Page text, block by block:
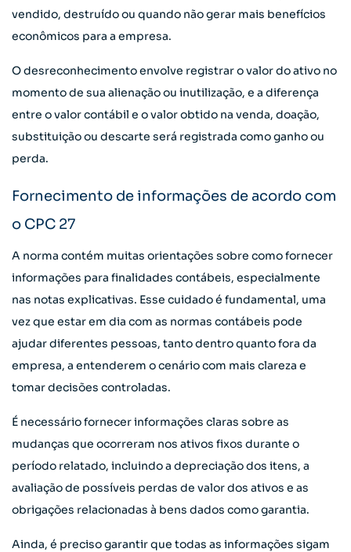
vendido, destruído ou quando não gerar mais benefícios
econômicos para a empresa.
O desreconhecimento envolve registrar o valor do ativo no
momento de sua alienação ou inutilização, e a diferença
entre o valor contábil e o valor obtido na venda, doação,
substituição ou descarte será registrada como ganho ou
perda.
Fornecimento de informações de acordo com
o CPC 27
A norma contém muitas orientações sobre como fornecer
informações para finalidades contábeis, especialmente
nas notas explicativas. Esse cuidado é fundamental, uma
vez que estar em dia com as normas contábeis pode
ajudar diferentes pessoas, tanto dentro quanto fora da
empresa, a entenderem o cenário com mais clareza e
tomar decisões controladas.
É necessário fornecer informações claras sobre as
mudanças que ocorreram nos ativos fixos durante o
período relatado, incluindo a depreciação dos itens, a
avaliação de possíveis perdas de valor dos ativos e as
obrigações relacionadas à bens dados como garantia.
Ainda, é preciso garantir que todas as informações sigam